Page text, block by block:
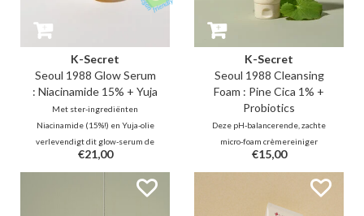
K-Secret
Seoul 1988 Glow Serum
: Niacinamide 15% + Yuja
Met ster-ingrediënten
Niacinamide (15%!) en Yuja-olie
verlevendigt dit glow-serum de
huid voor een stralend resultaat.
Dit frisse, hydraterende serum
helpt de huid te corrigeren
€21,00
K-Secret
Seoul 1988 Cleansing
Foam : Pine Cica 1% +
Probiotics
Deze pH-balancerende, zachte
micro-foam crèmereiniger
exfolieert effectief diepe
porieproblemen met 0,5%
tegelijkertijd de huidbarrière
€15,00